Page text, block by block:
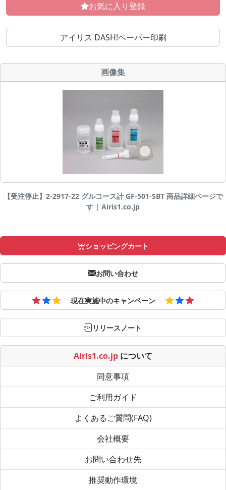
お気に入り登録
アイリス DASH!ペーパー印刷
画像集
【受注停止】2-2917-22 グルコース計 GF-501-SBT 商品詳細ページで
す | Airis1.co.jp
ショッピングカート
お問い合わせ
現在実施中のキャンペーン
リリースノート
Airis1.co.jp について
同意事項
ご利用ガイド
よくあるご質問(FAQ)
会社概要
お問い合わせ先
推奨動作環境